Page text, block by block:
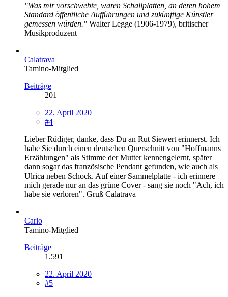
"Was mir vorschwebte, waren Schallplatten, an deren hohem
Standard öffentliche Aufführungen und zukünftige Künstler
gemessen würden." Walter Legge (1906-1979), britischer
Musikproduzent
Calatrava
Tamino-Mitglied
Beiträge
201
22. April 2020
#4
Lieber Rüdiger, danke, dass Du an Rut Siewert erinnerst. Ich
habe Sie durch einen deutschen Querschnitt von "Hoffmanns
Erzählungen" als Stimme der Mutter kennengelernt, später
dann sogar das französische Pendant gefunden, wie auch als
Ulrica neben Schock. Auf einer Sammelplatte - ich erinnere
mich gerade nur an das grüne Cover - sang sie noch "Ach, ich
habe sie verloren". Gruß Calatrava
Carlo
Tamino-Mitglied
Beiträge
1.591
22. April 2020
#5